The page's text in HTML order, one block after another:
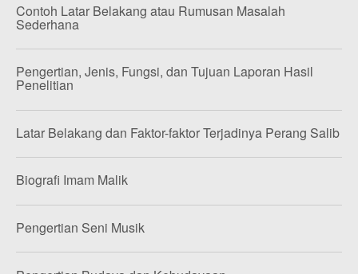
Contoh Latar Belakang atau Rumusan Masalah
Sederhana
Pengertian, Jenis, Fungsi, dan Tujuan Laporan Hasil
Penelitian
Latar Belakang dan Faktor-faktor Terjadinya Perang Salib
Biografi Imam Malik
Pengertian Seni Musik